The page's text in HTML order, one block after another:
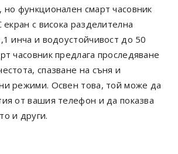
но функционален смарт часовник
с висока разделителна
инча и водоустойчивост до 50
часовник предлага проследяване
спазване на съня и
режими. Освен това, той може да
от вашия телефон и да показва
и други.